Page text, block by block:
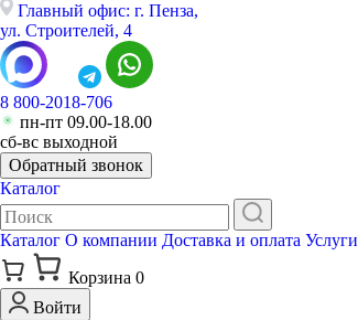
Главный офис: г. Пенза,
ул. Строителей, 4
8 800-2018-706
пн-пт 09.00-18.00
сб-вс выходной
Обратный звонок
Каталог
Каталог О компании Доставка и оплата Услуги
Корзина 0
Войти